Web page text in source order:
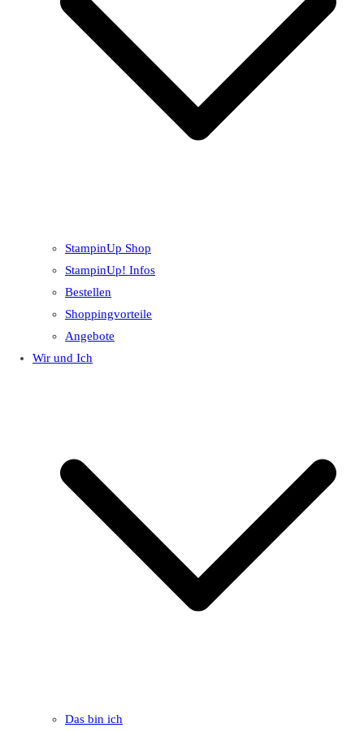
StampinUp Shop
StampinUp! Infos
Bestellen
Shoppingvorteile
Angebote
Wir und Ich
Das bin ich